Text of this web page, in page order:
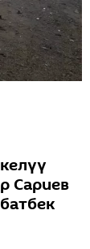
Сариев